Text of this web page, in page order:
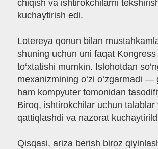
chiqish va ishtirokchilarni
kuchaytirish edi.
Lotereya qonun bilan
shuning uchun uni faqat
to‘xtatishi mumkin. Islohotdan
mexanizmining o‘zi o‘zgarmadi —
ham kompyuter tomonidan
Biroq, ishtirokchilar uchun talablar
qattiqlashdi va nazorat
Qisqasi, ariza berish biroz